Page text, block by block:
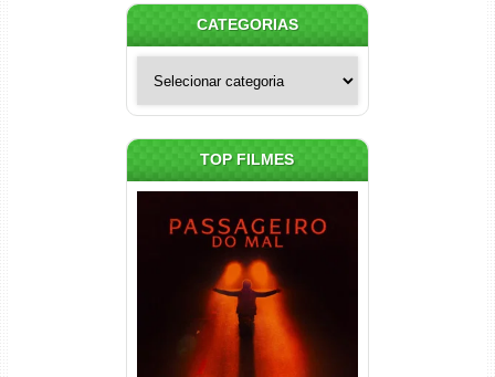
CATEGORIAS
TOP FILMES
Passageiro do Mal Torrent
(2026) WEB-DL 1080p Dual